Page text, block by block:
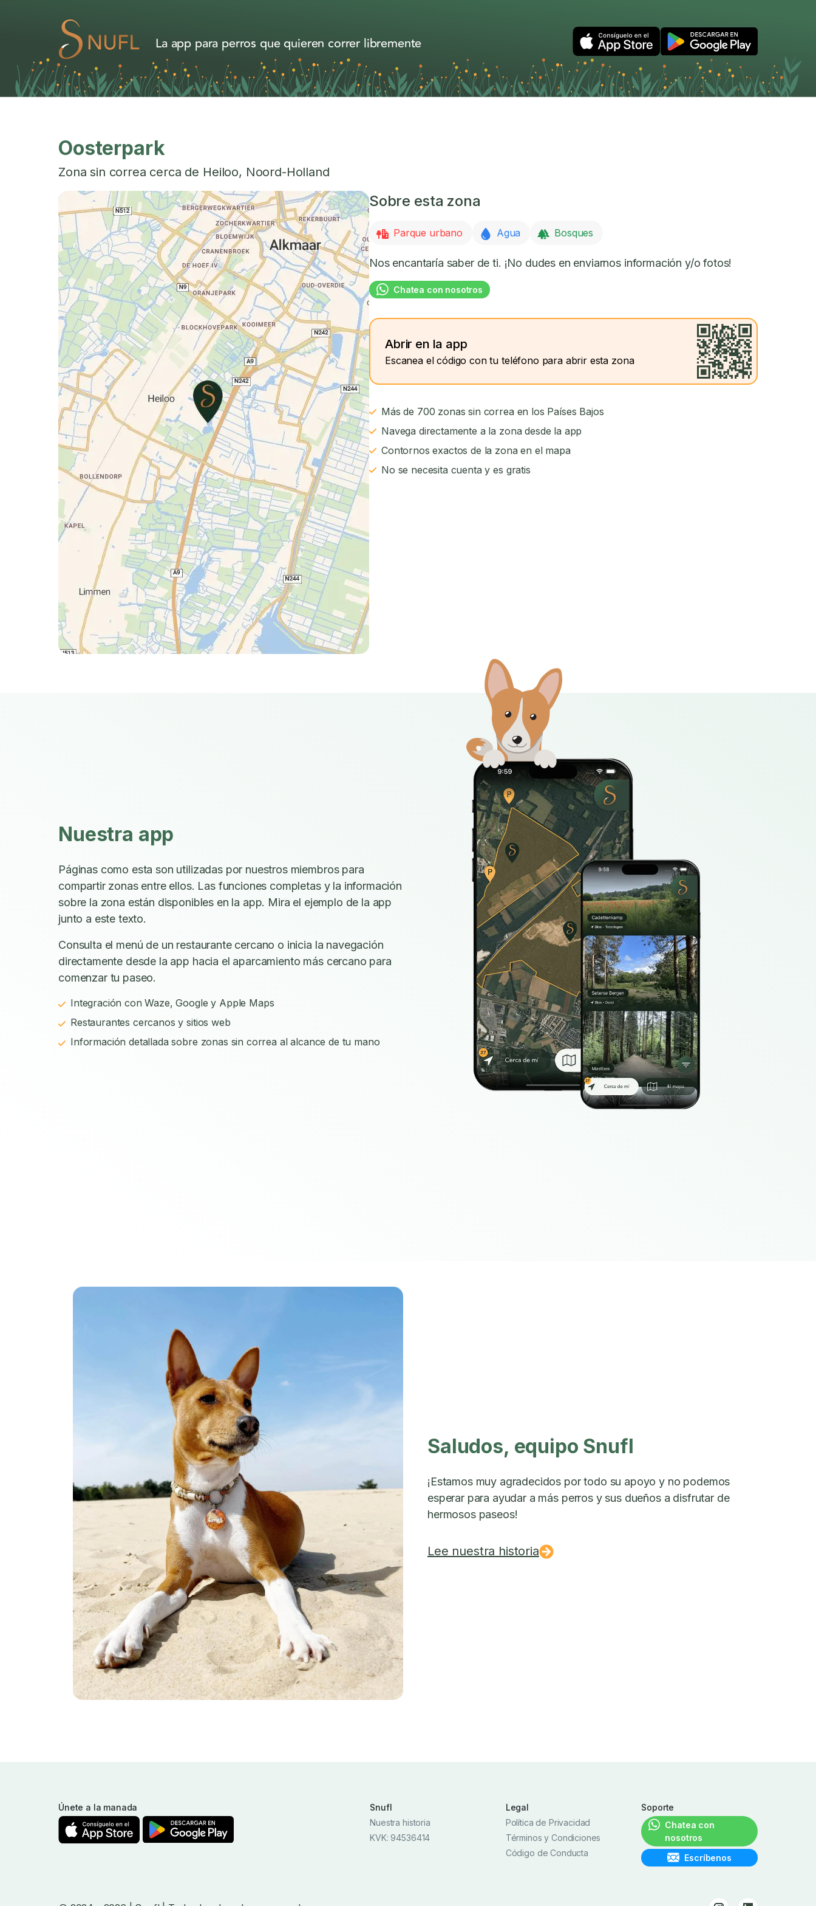
La app para perros que quieren correr libremente
Oosterpark
Zona sin correa cerca de Heiloo, Noord-Holland
Sobre esta zona
Parque urbano Agua Bosques
Nos encantaría saber de ti. ¡No dudes en enviarnos información y/o fotos!
Chatea con nosotros
Abrir en la app
Escanea el código con tu teléfono para abrir esta zona
Más de 700 zonas sin correa en los Países Bajos
Navega directamente a la zona desde la app
Contornos exactos de la zona en el mapa
No se necesita cuenta y es gratis
Nuestra app
Páginas como esta son utilizadas por nuestros miembros para
compartir zonas entre ellos. Las funciones completas y la información
sobre la zona están disponibles en la app. Mira el ejemplo de la app
junto a este texto.
Consulta el menú de un restaurante cercano o inicia la navegación
directamente desde la app hacia el aparcamiento más cercano para
comenzar tu paseo.
Integración con Waze, Google y Apple Maps
Restaurantes cercanos y sitios web
Información detallada sobre zonas sin correa al alcance de tu mano
Saludos, equipo Snufl
¡Estamos muy agradecidos por todo su apoyo y no podemos
esperar para ayudar a más perros y sus dueños a disfrutar de
hermosos paseos!
Lee nuestra historia
Únete a la manada
Snufl
Nuestra historia
KVK: 94536414
Legal
Política de Privacidad
Términos y Condiciones
Código de Conducta
Soporte
Chatea con
nosotros
Escríbenos